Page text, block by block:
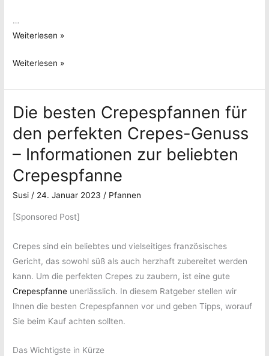
…
Die
Flachpfannen
Küche
Alle
wichtigen
Informationen
Weiterlesen »
Die
Flachpfannen
für
Küche
–
Alle
wichtigen
Informationen
Weiterlesen »
Die besten Crepespfannen für
den perfekten Crepes-Genuss
– Informationen zur beliebten
Crepespfanne
Susi / 24. Januar 2023 / Pfannen
[Sponsored Post]
Crepes sind ein beliebtes und vielseitiges französisches
Gericht, das sowohl süß als auch herzhaft zubereitet werden
kann. Um die perfekten Crepes zu zaubern, ist eine gute
Crepespfanne unerlässlich. In diesem Ratgeber stellen wir
Ihnen die besten Crepespfannen vor und geben Tipps, worauf
Sie beim Kauf achten sollten.
Das Wichtigste in Kürze